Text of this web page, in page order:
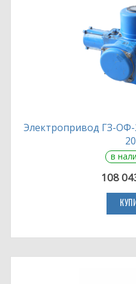
Электропривод ГЗ-ОФ-
в
108